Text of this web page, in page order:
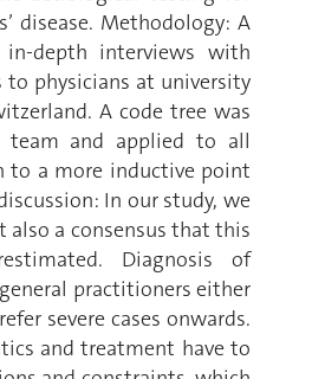
disease. Methodology: A
depth interviews with
physicians at university
A code tree was
team and applied to all
to a more inductive point
In our study, we
also a consensus that this
Diagnosis of
practitioners either
severe cases onwards.
and treatment have to